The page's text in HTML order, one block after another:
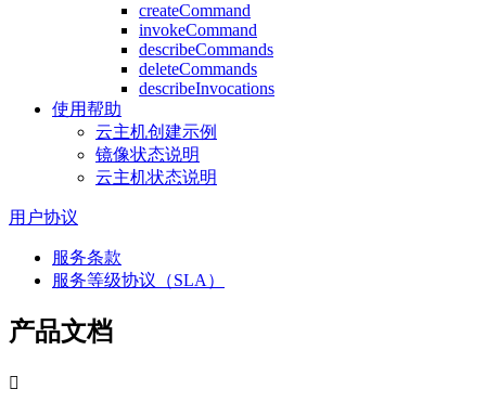
createCommand
invokeCommand
describeCommands
deleteCommands
describeInvocations
使用帮助
云主机创建示例
镜像状态说明
云主机状态说明
用户协议
服务条款
服务等级协议（SLA）
产品文档
